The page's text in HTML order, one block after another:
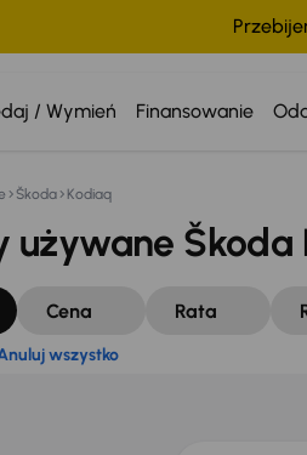
/ Wymień Finansowanie
Anuluj wszystko
Škoda Kodiaq
używane
Cena Rata
wszystko